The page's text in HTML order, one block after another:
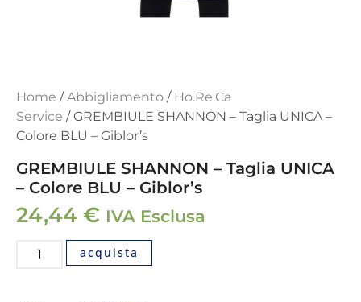
Home /Abbigliamento / Ho.Re.Ca
Service / GREMBIULE SHANNON – Taglia UNICA –
Colore BLU – Giblor’s
GREMBIULE SHANNON – Taglia UNICA
– Colore BLU – Giblor’s
24,44 € IVA Esclusa
acquista